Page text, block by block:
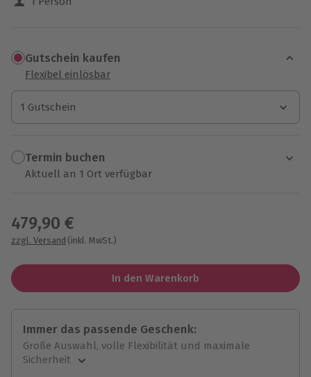
Gutschein kaufen
Flexibel einlösbar
1 Gutschein
1 Gutschein
1 Gutschein
Termin buchen
Aktuell an 1 Ort verfügbar
479,90 €
zzgl. Versand (inkl. MwSt.)
In den Warenkorb
Immer das passende Geschenk:
Große Auswahl, volle Flexibilität und maximale
Sicherheit